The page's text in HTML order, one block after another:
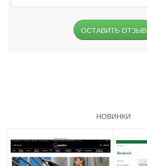
ОСТАВИТЬ ОТЗЫВ
НОВИНКИ